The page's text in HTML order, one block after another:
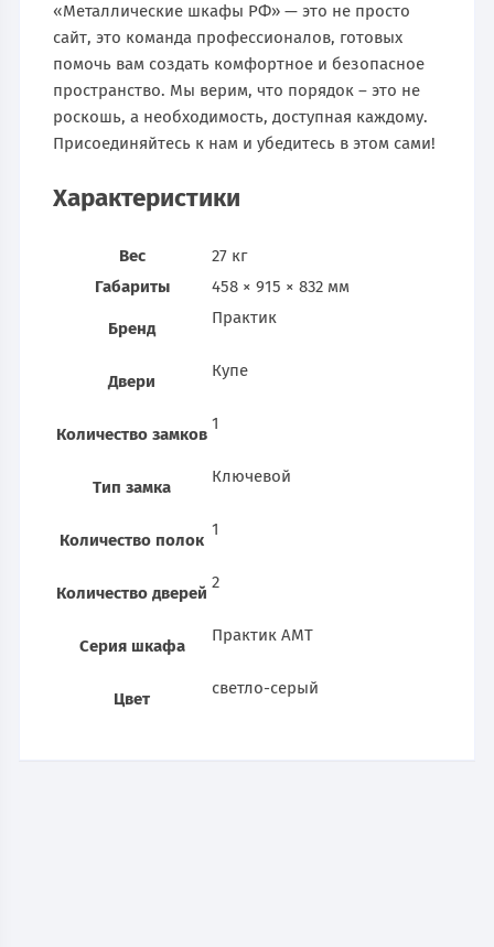
«Металлические шкафы РФ» — это не просто
сайт, это команда профессионалов, готовых
помочь вам создать комфортное и безопасное
пространство. Мы верим, что порядок – это не
роскошь, а необходимость, доступная каждому.
Присоединяйтесь к нам и убедитесь в этом сами!
Характеристики
Вес
27 кг
Габариты
458 × 915 × 832 мм
Бренд
Практик
Двери
Купе
Количество замков
1
Тип замка
Ключевой
Количество полок
1
Количество дверей
2
Серия шкафа
Практик AMT
Цвет
светло-серый